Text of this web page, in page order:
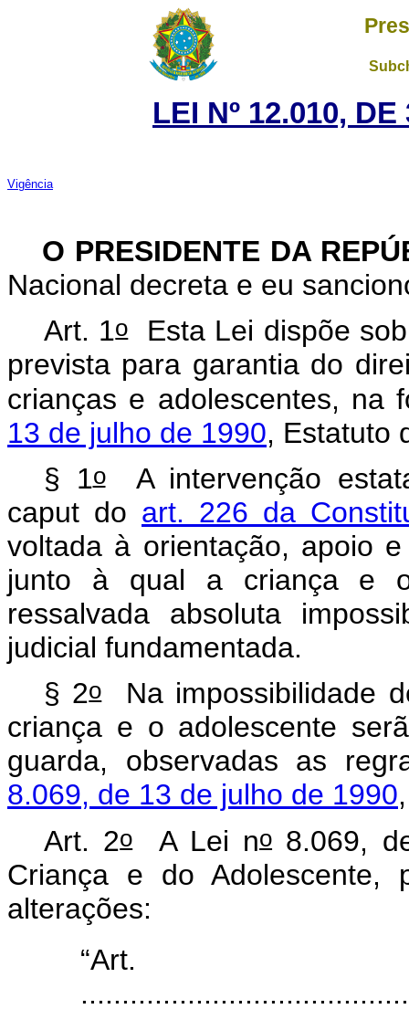
LEI Nº 12.010,
Vigência
O PRESIDENTE DA
Nacional decreta e eu
Art. 1oEsta Lei dispõe
prevista para garantia do
crianças e adolescentes, na
13 de julho de 1990, Estatuto
§ 1oA intervenção
caput do art. 226 da
voltada à orientação, apoio
junto à qual a criança e o
ressalvada absoluta
judicial fundamentada.
§ 2oNa impossibilidade
criança e o adolescente
guarda, observadas as
8.069, de 13 de julho de 1990
Art. 2oA Lei no 8.069,
Criança e do Adolescente,
alterações: